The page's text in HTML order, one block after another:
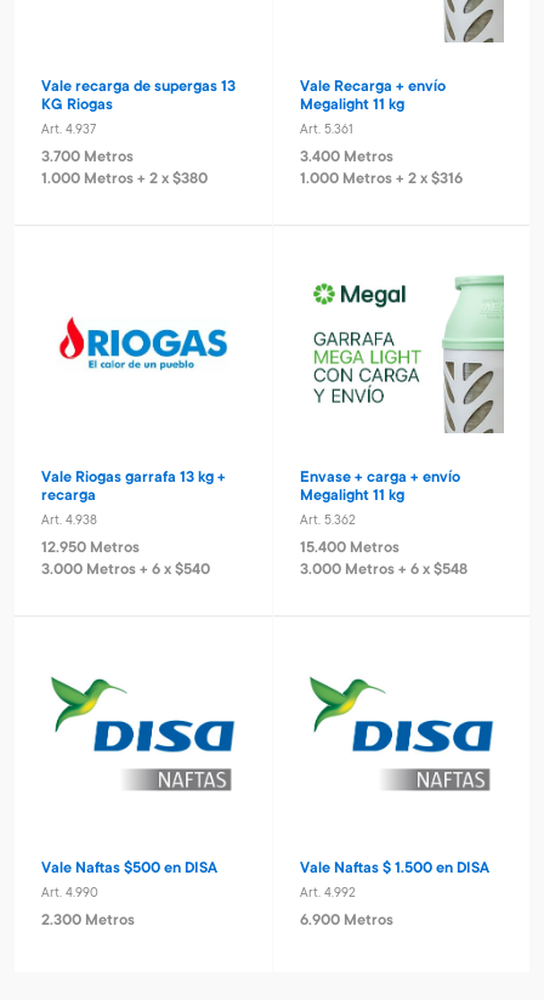
Vale recarga de supergas 13
KG Riogas
Art. 4.937
3.700 Metros
1.000 Metros + 2 x $380
Vale Recarga + envío
Megalight 11 kg
Art. 5.361
3.400 Metros
1.000 Metros + 2 x $316
Vale Riogas garrafa 13 kg +
recarga
Art. 4.938
12.950 Metros
3.000 Metros + 6 x $540
Envase + carga + envío
Megalight 11 kg
Art. 5.362
15.400 Metros
3.000 Metros + 6 x $548
Vale Naftas $500 en DISA
Art. 4.990
2.300 Metros
Vale Naftas $ 1.500 en DISA
Art. 4.992
6.900 Metros